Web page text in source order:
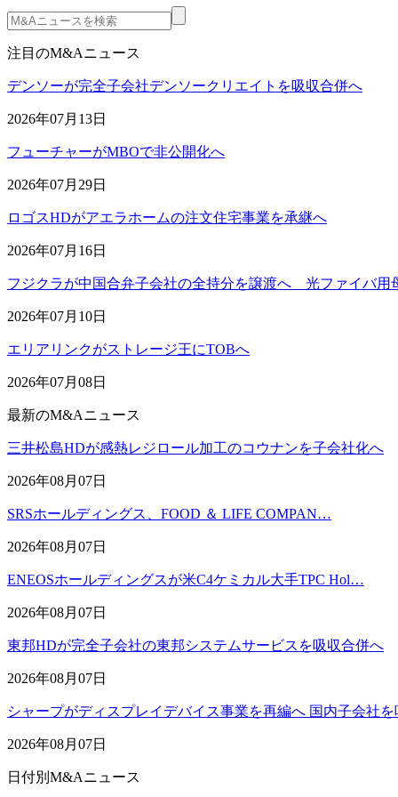
注目のM&Aニュース
デンソーが完全子会社デンソークリエイトを吸収合併へ
2026年07月13日
フューチャーがMBOで非公開化へ
2026年07月29日
ロゴスHDがアエラホームの注文住宅事業を承継へ
2026年07月16日
フジクラが中国合弁子会社の全持分を譲渡へ 光ファイバ
2026年07月10日
エリアリンクがストレージ王にTOBへ
2026年07月08日
最新のM&Aニュース
三井松島HDが感熱レジロール加工のコウナンを子会社化へ
2026年08月07日
SRSホールディングス、FOOD ＆ LIFE COMPAN…
2026年08月07日
ENEOSホールディングスが米C4ケミカル大手TPC Hol…
2026年08月07日
東邦HDが完全子会社の東邦システムサービスを吸収合併へ
2026年08月07日
シャープがディスプレイデバイス事業を再編へ 国内子会社
2026年08月07日
日付別M&Aニュース